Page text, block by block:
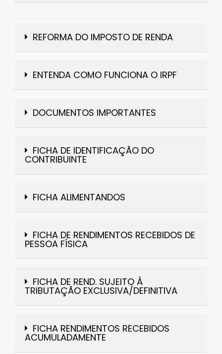
REFORMA DO IMPOSTO DE RENDA
ENTENDA COMO FUNCIONA O IRPF
DOCUMENTOS IMPORTANTES
FICHA DE IDENTIFICAÇÃO DO
CONTRIBUINTE
FICHA ALIMENTANDOS
FICHA DE RENDIMENTOS RECEBIDOS DE
PESSOA FÍSICA
FICHA DE REND. SUJEITO À
TRIBUTAÇÃO EXCLUSIVA/DEFINITIVA
FICHA RENDIMENTOS RECEBIDOS
ACUMULADAMENTE